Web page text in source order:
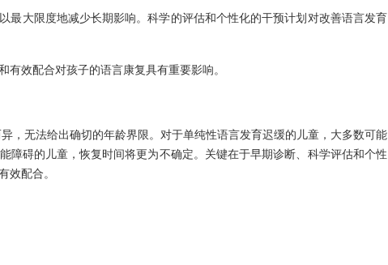
最大限度地减少长期影响。科学的评估和个性化的干预计划对改善语言发育
效配合对孩子的语言康复具有重要影响。
，无法给出确切的年龄界限。对于单纯性语言发育迟缓的儿童，大多数可能
障碍的儿童，恢复时间将更为不确定。关键在于早期诊断、科学评估和个性
效配合。